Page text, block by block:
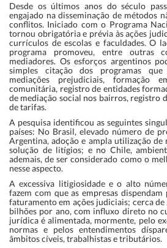
Desde os últimos anos do século
engajado na disseminação de métodos
conflitos. Iniciado com o Programa
tornou obrigatória e prévia às ações
currículos de escolas e faculdades. O
programa promoveu, entre outras
mediadores. Os esforços argentinos
simples citação dos programas
mediações prejudiciais, formação
comunitária, registro de entidades
de mediação social nos bairros, registro
de tarifas.
A pesquisa identificou as seguintes
países: No Brasil, elevado número de
Argentina, adoção e ampla utilização de
solução de litígios; e no Chile,
ademais, de ser considerado como o
nesse aspecto.
A excessiva litigiosidade e o alto
fazem com que as empresas
faturamento em ações judiciais; cerca de
bilhões por ano, com influxo direto no
jurídica é alimentada, mormente, pelo
normas e pelos entendimentos
âmbitos cíveis, trabalhistas e tributários.